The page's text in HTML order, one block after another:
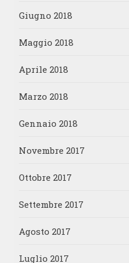
Giugno 2018
Maggio 2018
Aprile 2018
Marzo 2018
Gennaio 2018
Novembre 2017
Ottobre 2017
Settembre 2017
Agosto 2017
Luglio 2017